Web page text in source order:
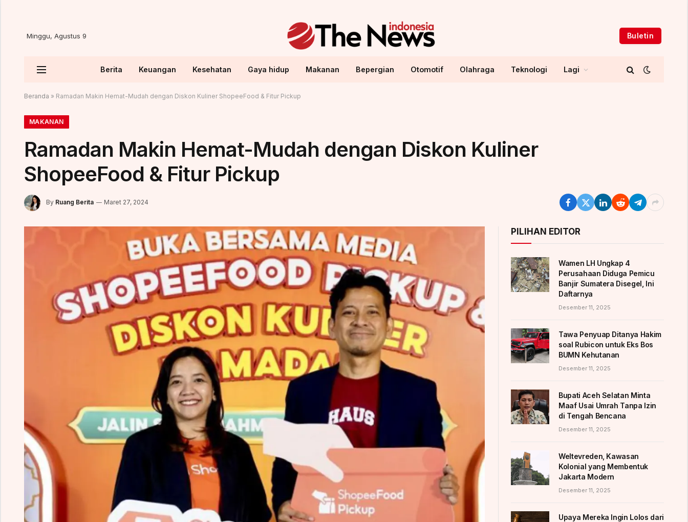
Minggu, Agustus 9 Buletin
Berita Keuangan Kesehatan Gaya hidup Makanan Bepergian Otomotif Olahraga Teknologi Lagi
Beranda » Ramadan Makin Hemat-Mudah dengan Diskon Kuliner ShopeeFood & Fitur Pickup
MAKANAN
Ramadan Makin Hemat-Mudah dengan Diskon Kuliner
ShopeeFood & Fitur Pickup
By Ruang Berita Maret 27, 2024
PILIHAN EDITOR
Wamen LH Ungkap 4
Perusahaan Diduga Pemicu
Banjir Sumatera Disegel, Ini
Daftarnya
Desember 11, 2025
Tawa Penyuap Ditanya Hakim
soal Rubicon untuk Eks Bos
BUMN Kehutanan
Desember 11, 2025
Bupati Aceh Selatan Minta
Maaf Usai Umrah Tanpa Izin
di Tengah Bencana
Desember 11, 2025
Weltevreden, Kawasan
Kolonial yang Membentuk
Jakarta Modern
Desember 11, 2025
Upaya Mereka Ingin Lolos dari